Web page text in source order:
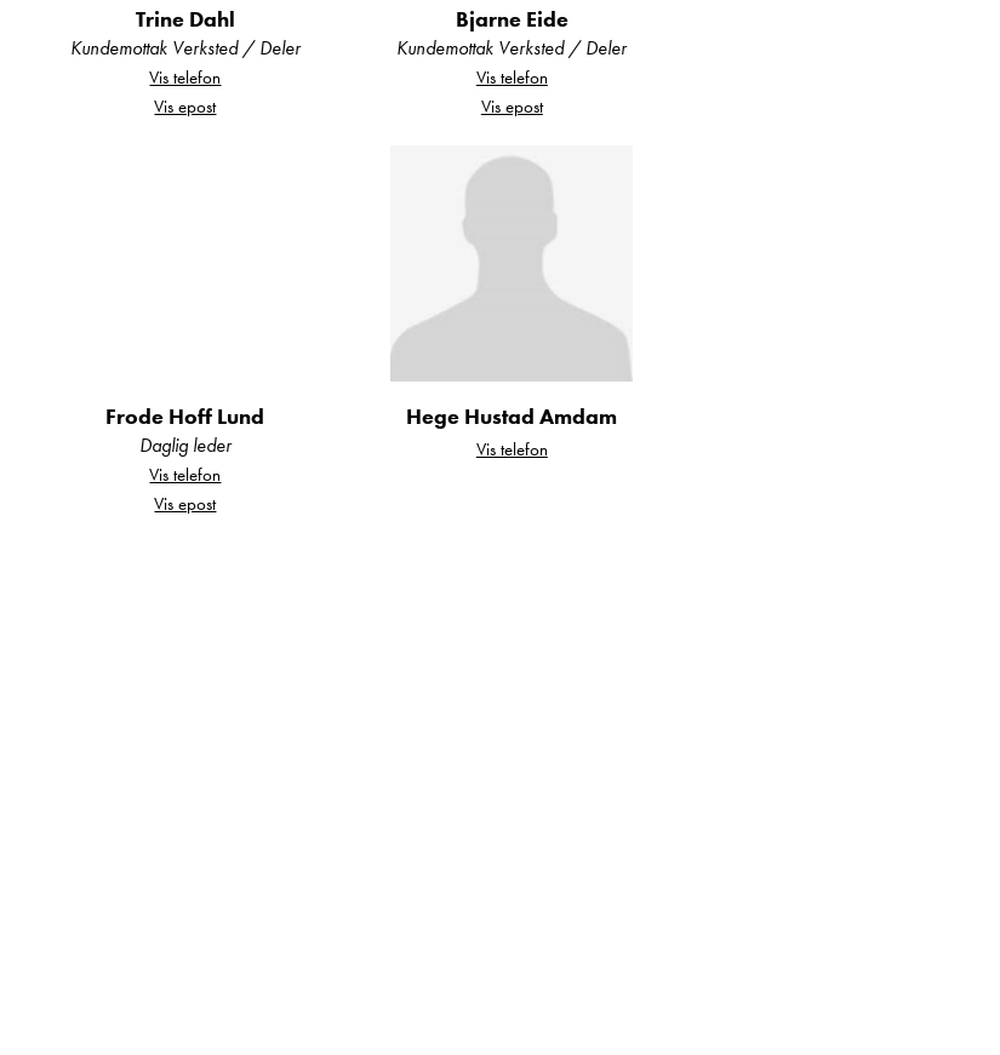
Trine Dahl
Kundemottak Verksted / Deler
Vis telefon
Vis epost
Bjarne Eide
Kundemottak Verksted / Deler
Vis telefon
Vis epost
Frode Hoff Lund
Daglig leder
Vis telefon
Vis epost
Hege Hustad Amdam
Vis telefon